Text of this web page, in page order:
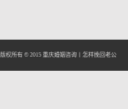
版权所有 © 2015 重庆婚姻咨询 怎样挽回老公